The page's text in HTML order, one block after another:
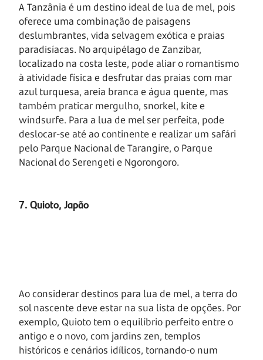
A Tanzânia é um destino ideal de lua de mel, pois
oferece uma combinação de paisagens
deslumbrantes, vida selvagem exótica e praias
paradisíacas. No arquipélago de Zanzibar,
localizado na costa leste, pode aliar o romantismo
à atividade física e desfrutar das praias com mar
azul turquesa, areia branca e água quente, mas
também praticar mergulho, snorkel, kite e
windsurfe. Para a lua de mel ser perfeita, pode
deslocar-se até ao continente e realizar um safári
pelo Parque Nacional de Tarangire, o Parque
Nacional do Serengeti e Ngorongoro.
7. Quioto, Japão
Ao considerar destinos para lua de mel, a terra do
sol nascente deve estar na sua lista de opções. Por
exemplo, Quioto tem o equilíbrio perfeito entre o
antigo e o novo, com jardins zen, templos
históricos e cenários idílicos, tornando-o num